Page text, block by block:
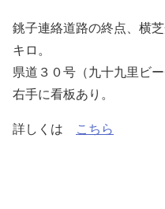
銚子連絡道路の終点、横
キロ。
県道３０号（九十九里ビ
右手に看板あり。
詳しくは こちら